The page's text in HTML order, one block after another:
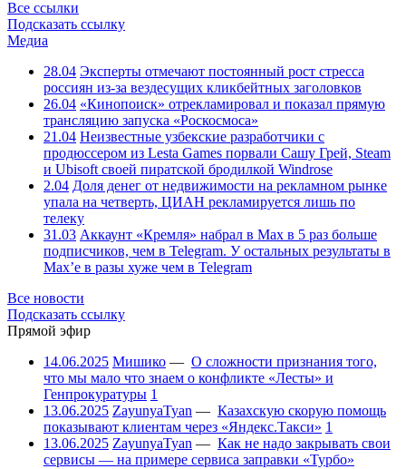
Все ссылки
Подсказать ссылку
Медиа
28.04 Эксперты отмечают постоянный рост стресса
россиян из-за вездесущих кликбейтных заголовков
26.04 «Кинопоиск» отрекламировал и показал прямую
трансляцию запуска «Роскосмоса»
21.04 Неизвестные узбекские разработчики с
продюссером из Lesta Games порвали Сашу Грей, Steam
и Ubisoft своей пиратской бродилкой Windrose
2.04 Доля денег от недвижимости на рекламном рынке
упала на четверть, ЦИАН рекламируется лишь по
телеку
31.03 Аккаунт «Кремля» набрал в Max в 5 раз больше
подписчиков, чем в Telegram. У остальных результаты в
Max’е в разы хуже чем в Telegram
Все новости
Подсказать ссылку
Прямой эфир
14.06.2025 Мишико — О сложности признания того,
что мы мало что знаем о конфликте «Лесты» и
Генпрокуратуры 1
13.06.2025 ZayunyaTyan — Казахскую скорую помощь
показывают клиентам через «Яндекс.Такси» 1
13.06.2025 ZayunyaTyan — Как не надо закрывать свои
сервисы — на примере сервиса заправки «Турбо»